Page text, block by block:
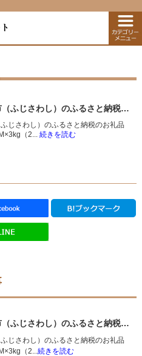
神奈川県藤沢市（ふじさわし）のふるさと納税のお礼品「桃太郎トマトAM×3kg（20玉）」をご紹介
じさわし）のふるさと納税のお礼品
（2... 続きを読む
神奈川県藤沢市（ふじさわし）のふるさと納税のお礼品「桃太郎トマトAM×3kg（20玉）」をご紹介
じさわし）のふるさと納税のお礼品
（2...続きを読む